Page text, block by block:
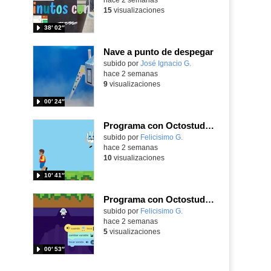
38′ 02″
15visualizaciones
Nave a punto de despegar
Contenido educativo.
subido por José Ignacio G.
00′ 24″
hace 2 semanas
9visualizaciones
Programa con Octostudio, un juego de 4 personajes ganando la copa del mundo saltando y esquivando rivales.
Contenido educativo.
subido por Felicisimo G.
10′ 41″
hace 2 semanas
10visualizaciones
Programa con Octostudio, un juego moviendo la tablet para ganar con España, el mundial 2026
Contenido educativo.
subido por Felicisimo G.
00′ 53″
hace 2 semanas
5visualizaciones